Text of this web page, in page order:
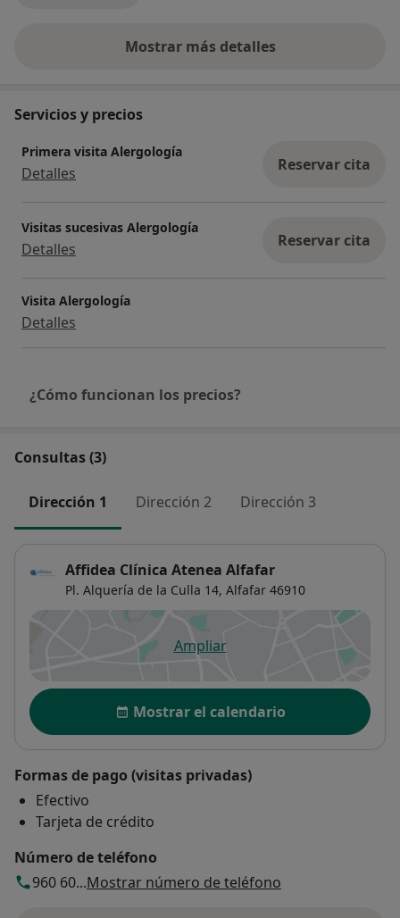
Mostrar más detalles
sobre la experiencia
Servicios y precios
Primera visita Alergología
Detalles Reservar cita
Visitas sucesivas Alergología
Detalles Reservar cita
Visita Alergología
Detalles
¿Cómo funcionan los precios?
Consultas (3)
Dirección 1 Dirección 2 Dirección 3
Affidea Clínica Atenea Alfafar
Pl. Alquería de la Culla 14, Alfafar 46910
Ampliarse abre en una nueva
Disponibilidad
Mostrar el calendario
Formas de pago (visitas privadas)
Efectivo
Tarjeta de crédito
Número de teléfono
960 60...Mostrar número de teléfono